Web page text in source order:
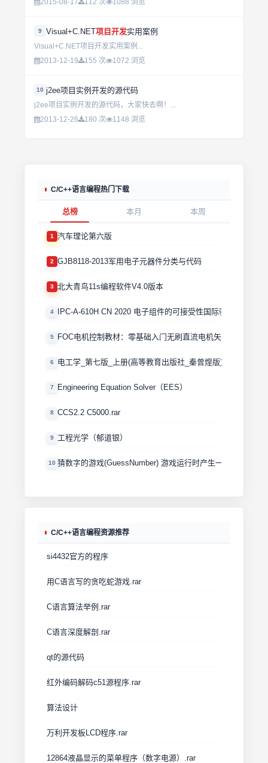
2015-08-17 112 次 1088 浏览
9 Visual+C.NET项目开发实用案例
Visual+C.NET项目开发实用案例...
2013-12-19
155 次 1072 浏览
10 j2ee项目实例开发的源代码
j2ee项目实例开发的源代码，大家快去啊！...
2013-12-26
180 次 1148 浏览
C/C++语言编程热门下载
总榜 本月 本周
1 汽车理论第六版
2 GJB8118-2013军用电子元器件分类与代码
3 北大青鸟11s编程软件V4.0版本
4 IPC-A-610H CN 2020 电子组件的可接受性国际验收标准
5 FOC电机控制教材：零基础入门无刷直流电机矢量控制技术
6 电工学_第七版_上册(高等教育出版社_秦曾煌版)
7 Engineering Equation Solver（EES）
8 CCS2.2 C5000.rar
9 工程光学（郁道银）
10 猜数字的游戏(GuessNumber) 游戏运行时产生一个0－1000
C/C++语言编程资源推荐
si4432官方的程序
用C语言写的贪吃蛇游戏.rar
C语言算法举例.rar
C语言深度解剖.rar
qt的源代码
红外编码解码c51源程序.rar
算法设计
万利开发板LCD程序.rar
12864液晶显示的菜单程序（数字电源）.rar